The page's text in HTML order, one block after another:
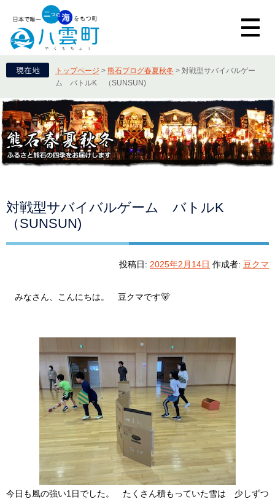
トップページ > 熊石ブログ春夏秋冬 > 対戦型サバイバルゲー
ム バトルK （SUNSUN)
対戦型サバイバルゲーム バトルK
（SUNSUN)
投稿日: 2025年2月14日 作成者: 豆クマ
みなさん、こんにちは。 豆クマです🐻
今日も風の強い1日でした。 たくさん積もっていた雪は 少しずつ